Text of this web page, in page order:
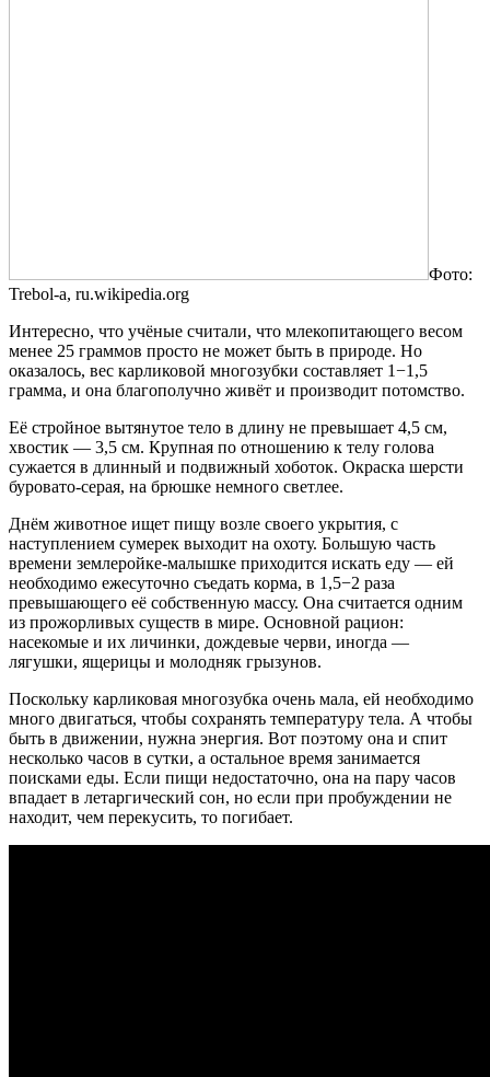
Фото:
Trebol-a, ru.wikipedia.org
Интересно, что учёные считали, что млекопитающего весом
менее 25 граммов просто не может быть в природе. Но
оказалось, вес карликовой многозубки составляет 1−1,5
грамма, и она благополучно живёт и производит потомство.
Её стройное вытянутое тело в длину не превышает 4,5 см,
хвостик — 3,5 см. Крупная по отношению к телу голова
сужается в длинный и подвижный хоботок. Окраска шерсти
буровато-серая, на брюшке немного светлее.
Днём животное ищет пищу возле своего укрытия, с
наступлением сумерек выходит на охоту. Большую часть
времени землеройке-малышке приходится искать еду — ей
необходимо ежесуточно съедать корма, в 1,5−2 раза
превышающего её собственную массу. Она считается одним
из прожорливых существ в мире. Основной рацион:
насекомые и их личинки, дождевые черви, иногда —
лягушки, ящерицы и молодняк грызунов.
Поскольку карликовая многозубка очень мала, ей необходимо
много двигаться, чтобы сохранять температуру тела. А чтобы
быть в движении, нужна энергия. Вот поэтому она и спит
несколько часов в сутки, а остальное время занимается
поисками еды. Если пищи недостаточно, она на пару часов
впадает в летаргический сон, но если при пробуждении не
находит, чем перекусить, то погибает.